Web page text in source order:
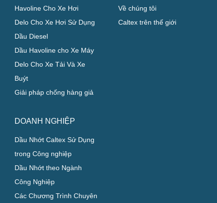
Havoline Cho Xe Hơi
Delo Cho Xe Hơi Sử Dụng
Dầu Diesel
Dầu Havoline cho Xe Máy
Delo Cho Xe Tải Và Xe
Buýt
Giải pháp chống hàng giả
DOANH NGHIỆP
Dầu Nhớt Caltex Sử Dụng
trong Công nghiệp
Dầu Nhớt theo Ngành
Công Nghiệp
Các Chương Trình Chuyên
Về chúng tôi
Caltex trên thế giới